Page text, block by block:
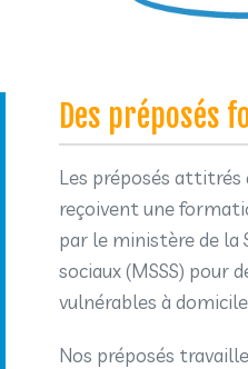
Des préposés
Les préposés attitrés
reçoivent une
par le ministère de la
sociaux (MSSS) pour
vulnérables à
Nos préposés